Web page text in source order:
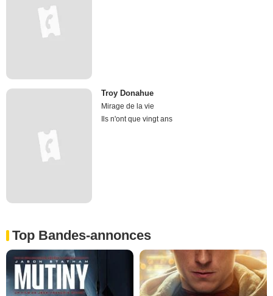
Troy Donahue
Mirage de la vie
Ils n'ont que vingt ans
Top Bandes-annonces